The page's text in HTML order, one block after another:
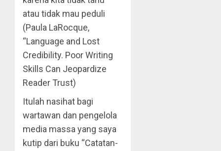
atau tidak mau peduli
(Paula LaRocque,
“Language and Lost
Credibility. Poor Writing
Skills Can Jeopardize
Reader Trust)
Itulah nasihat bagi
wartawan dan pengelola
media massa yang saya
kutip dari buku “Catatan-